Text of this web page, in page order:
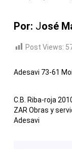
Por: José
Post Views:
Adesavi 73-61
C.B. Riba-roja
ZAR Obras y
Adesavi